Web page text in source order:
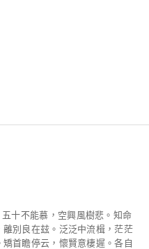
十不能慕，空興風樹悲。知命
別良在玆。泛泛中流楫，茫茫
首瞻停云，懷賢意棲遲。各自